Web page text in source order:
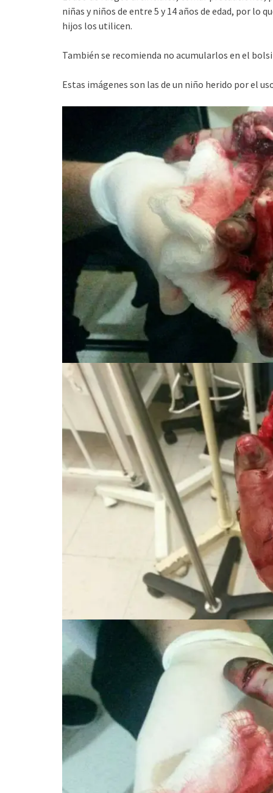
niñas y niños de entre 5 y 14 años de edad, por lo
hijos los utilicen.
También se recomienda no acumularlos en el
Estas imágenes son las de un niño herido por el